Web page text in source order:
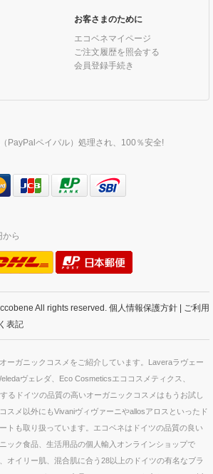
お客さまのために
エコベネマイページ
ご注文履歴を照会する
会員登録手続き
PayPalペイパル）処理され、100％安全!
から
All rights reserved. 個人情報保護方針 | ご利用
表記
ーガニックコスメをご紹介しています。Laveraラヴェー
ヴェレダ、Eco Cosmeticsエココスメティクス、
るドイツの品質の高いオーガニックコスメはもうお試し
スメ以外にもVivaniヴィヴァーニやallosアロスといったド
トも取り扱っています。エコベネはドイツの品質の良い
ック食品、生活用品の個人輸入オンラインショップで
オイリー肌、混合肌に合う28以上のドイツの有名なブラ